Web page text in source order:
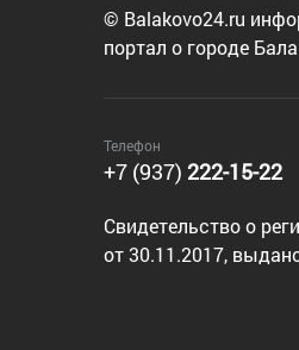
© Balakovo24.ru
портал о городе
Телефон
+7 (937) 222-15-22
Cвидетельство о
от 30.11.2017,